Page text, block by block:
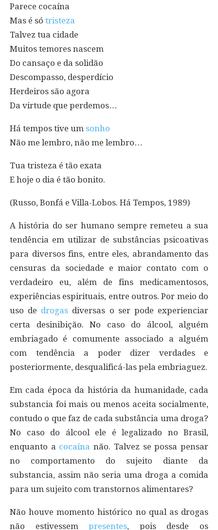
Parece cocaína
Mas é só tristeza
Talvez tua cidade
Muitos temores nascem
Do cansaço e da solidão
Descompasso, desperdício
Herdeiros são agora
Da virtude que perdemos…
Há tempos tive um sonho
Não me lembro, não me lembro…
Tua tristeza é tão exata
E hoje o dia é tão bonito.
(Russo, Bonfá e Villa-Lobos. Há Tempos, 1989)
A história do ser humano sempre remeteu a sua
tendência em utilizar de substâncias psicoativas
para diversos fins, entre eles, abrandamento das
censuras da sociedade e maior contato com o
verdadeiro eu, além de fins medicamentosos,
experiências espirituais, entre outros. Por meio do
uso de drogas diversas o ser pode experienciar
certa desinibição. No caso do álcool, alguém
embriagado é comumente associado a alguém
com tendência a poder dizer verdades e
posteriormente, desqualificá-las pela embriaguez.
Em cada época da história da humanidade, cada
substancia foi mais ou menos aceita socialmente,
contudo o que faz de cada substância uma droga?
No caso do álcool ele é legalizado no Brasil,
enquanto a cocaína não. Talvez se possa pensar
no comportamento do sujeito diante da
substancia, assim não seria uma droga a comida
para um sujeito com transtornos alimentares?
Não houve momento histórico no qual as drogas
não estivessempresentes, pois desde os